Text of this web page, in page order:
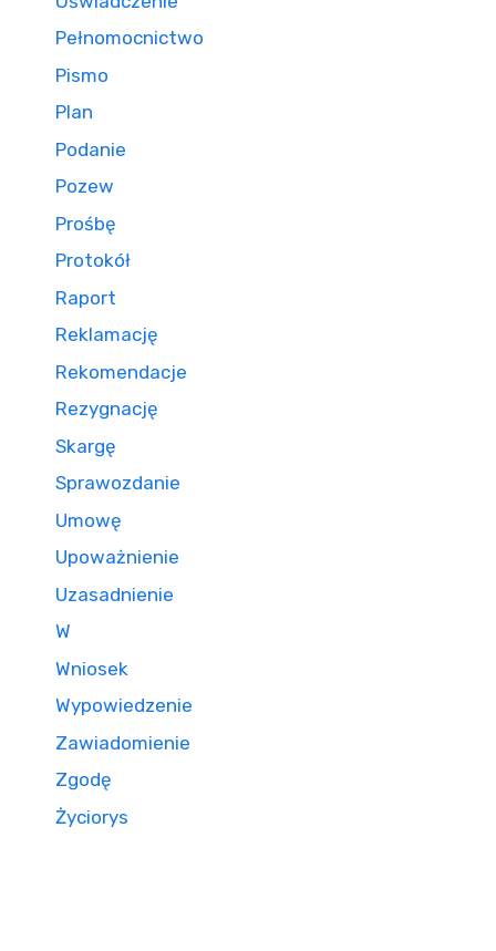
Pełnomocnictwo
Pismo
Plan
Podanie
Pozew
Prośbę
Protokół
Raport
Reklamację
Rekomendacje
Rezygnację
Skargę
Sprawozdanie
Umowę
Upoważnienie
Uzasadnienie
W
Wniosek
Wypowiedzenie
Zawiadomienie
Zgodę
Życiorys